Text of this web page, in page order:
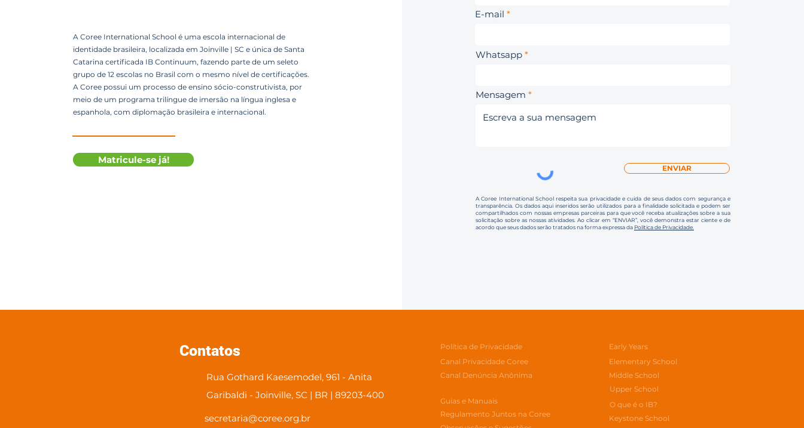
A Coree International School é uma escola internacional de
identidade brasileira, localizada em Joinville | SC e única de Santa
Catarina certificada IB Continuum, fazendo parte de um seleto
grupo de 12 escolas no Brasil com o mesmo nível de certificações.
A Coree possui um processo de ensino sócio-construtivista, por
meio de um programa trilíngue de imersão na língua inglesa e
espanhola, com diplomação brasileira e internacional.
Matricule-se já!
E-mail
Whatsapp
Mensagem
ENVIAR
A Coree International School respeita sua privacidade e cuida de seus dados com segurança e
transparência. Os dados aqui inseridos serão utilizados para a finalidade solicitada e podem ser
compartilhados com nossas empresas parceiras para que você receba atualizações sobre a sua
solicitação sobre as nossas atividades. Ao clicar em “ENVIAR”, você demonstra estar ciente e de
acordo que seus dados serão tratados na forma expressa da Política de Privacidade.
Contatos
Rua Gothard Kaesemodel, 961 - Anita
Garibaldi - Joinville, SC | BR | 89203-400
secretaria@coree.org.br
Política de Privacidade
Canal Privacidade Coree
Canal Denúncia Anônima
Early Years
Elementary School
Middle School
Upper School
Guias e Manuais
Regulamento Juntos na Coree
O que é o IB?
Keystone School